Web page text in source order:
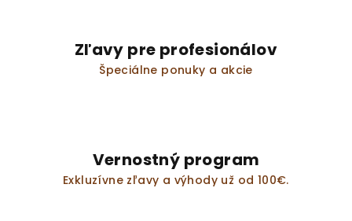
Zľavy pre profesionálov
Špeciálne ponuky a akcie
Vernostný program
Exkluzívne zľavy a výhody už od 100€.